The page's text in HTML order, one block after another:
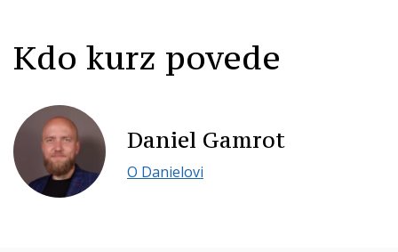
Kdo kurz povede
Daniel Gamrot
O Danielovi